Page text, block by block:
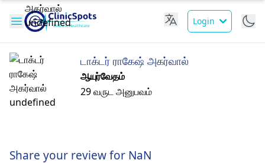
Login
டாக்டர் ராகேஷ் அகர்வால்
ஆயுர்வேதம்
29 வருட அனுபவம்
Share your review for NaN